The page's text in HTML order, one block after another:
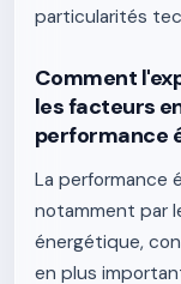
particularités
Comment
les facteurs
performance
La performance
notamment par
énergétique,
en plus